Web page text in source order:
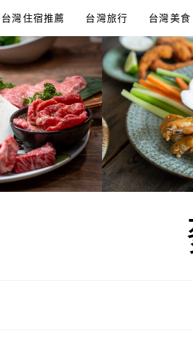
台灣住宿推薦 台灣旅行 台灣美食